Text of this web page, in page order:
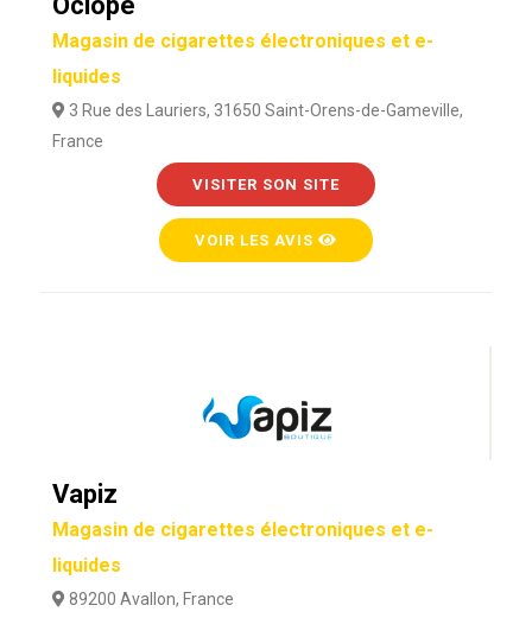
Magasin de cigarettes électroniques et e-
liquides
3 Rue des Lauriers, 31650 Saint-Orens-de-Gameville,
France
VISITER SON SITE
VOIR LES AVIS
Vapiz
Magasin de cigarettes électroniques et e-
liquides
89200 Avallon, France